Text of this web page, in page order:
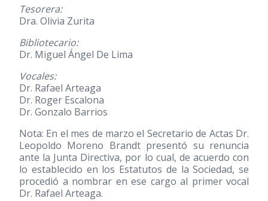
Tesorera:
Dra. Olivia Zurita
Bibliotecario:
Dr. Miguel Ángel De Lima
Vocales:
Dr. Rafael Arteaga
Dr. Roger Escalona
Dr. Gonzalo Barrios
Nota: En el mes de marzo el Secretario de Actas Dr.
Leopoldo Moreno Brandt presentó su renuncia
ante la Junta Directiva, por lo cual, de acuerdo con
lo establecido en los Estatutos de la Sociedad, se
procedió a nombrar en ese cargo al primer vocal
Dr. Rafael Arteaga.